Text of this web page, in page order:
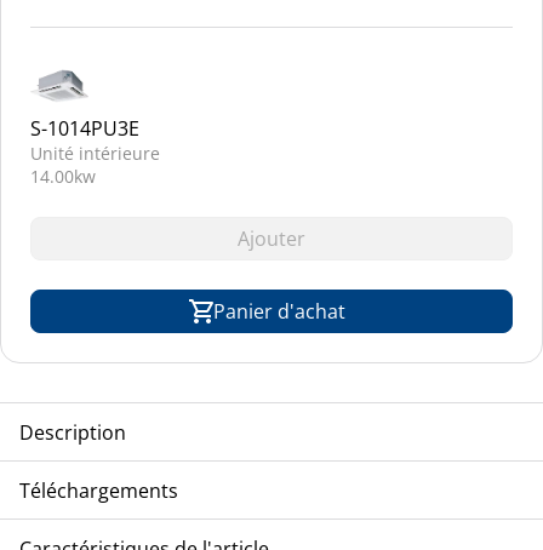
S-1014PU3E
Unité intérieure
14.00kw
Ajouter
Panier d'achat
Description
refroidissement à air, modèle inverter, réfrigérant R-32
Téléchargements